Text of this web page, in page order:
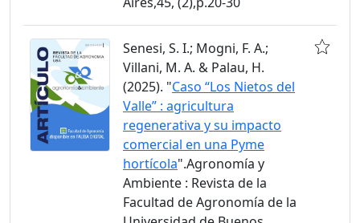
Senesi, S. I.; Mogni, F. A.;
Villani, M. A. & Palau, H.
(2025). "Caso “Los Nietos del
Valle” : agricultura
regenerativa y su impacto
comercial en una Pyme
hortícola".Agronomía y
Ambiente : Revista de la
Facultad de Agronomía de la